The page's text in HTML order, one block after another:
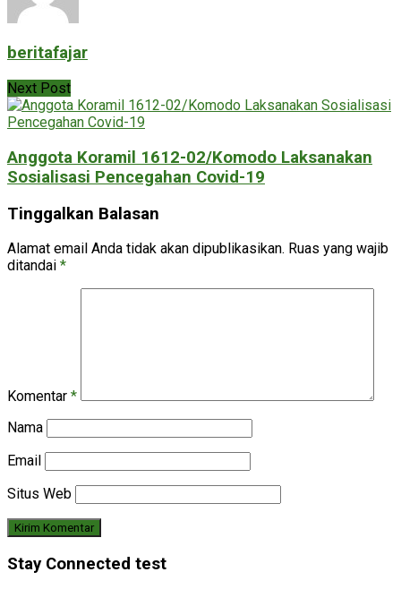
beritafajar
Next Post
Anggota Koramil 1612-02/Komodo Laksanakan
Sosialisasi Pencegahan Covid-19
Tinggalkan Balasan
Alamat email Anda tidak akan dipublikasikan. Ruas yang wajib
ditandai *
Komentar *
Nama
Email
Situs Web
Stay Connected test